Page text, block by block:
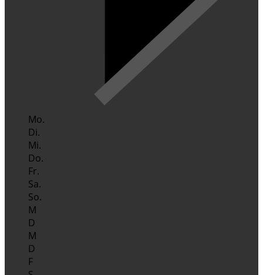
Mo.
Di.
Mi.
Do.
Fr.
Sa.
So.
M
D
M
D
F